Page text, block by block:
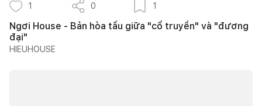
1 0 1
Ngơi House - Bản hòa tấu giữa "cổ truyền" và "đương
đại"
HIEUHOUSE